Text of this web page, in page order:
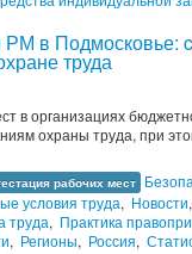
РМ в Подмосковье:
труда
в организациях
охраны труда, при
рабочих мест
условия труда, Новости,
труда, Практика
, Регионы, Россия,